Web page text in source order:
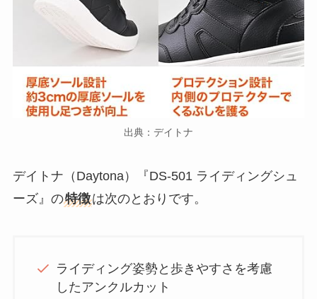
出典：デイトナ
デイトナ（Daytona）『DS-501 ライディングシュ
ーズ』の特徴は次のとおりです。
ライディング姿勢と歩きやすさを考慮
したアンクルカット